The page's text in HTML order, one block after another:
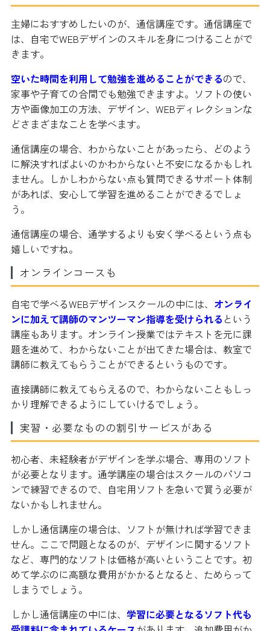
主婦におすすめしたいのが、通信講座です。通信講座で
は、自宅でWEBデザインのスキルを身につけることがで
きます。
空いた時間を利用して勉強を進めることができるので、
家事や子育ての合間でも勉強できますよ。ソフトの使い
方や画像加工の方法、デザイン、WEBディレクションな
どさまざまなことを学べます。
通信講座の場合、わからないことがあったら、どのよう
に解決すればよいのかわからないと不安になるかもしれ
ません。しかしわからない点も質問できるサポート体制
があれば、安心して学習を進めることができるでしょ
う。
通信講座の場合、通学するよりも安く学べるという点も
嬉しいですね。
オンラインコースも
自宅で学べるWEBデザインスクールの中には、 オンライ
ンに加えて講師のマンツーマン指導を受けられる という
講座もあります。オンライン授業ではテキストを元に課
題を進めて、わからないことが出てきた場合は、教室で
講師に教えてもらうことができるというものです。
直接講師に教えてもらえるので、わからないこともしっ
かり理解できるようにしていけるでしょう。
実習・必要なものの割引サービスがある
初心者、未経験者がデザインを学ぶ場合、専用のソフト
が必要となります。通学講座の場合はスクールのパソコ
ンで練習できるので、自宅用ソフトを急いで買う必要が
ないかもしれません。
しかし通信講座の場合は、ソフトが無ければ学習できま
せん。ここで問題となるのが、デザインに関するソフト
など、専門的なソフトは価格が高いということです。初
めて学ぶのに高額な費用がかかるとなると、ためらって
しまうでしょう。
しかし通信講座の中には、 学習に必要となるソフト代も